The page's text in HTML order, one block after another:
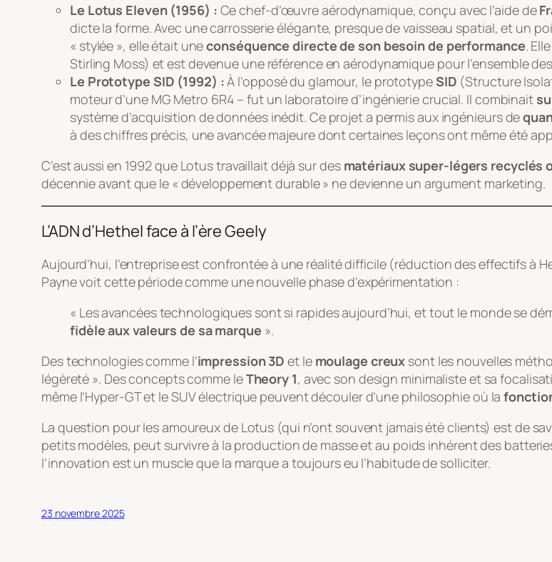
Le Lotus Eleven (1956) : Ce chef-d’œuvre aérodynamique, conçu avec l’aide de
dicte la forme. Avec une carrosserie élégante, presque de vaisseau spatial, et un
« stylée », elle était uneconséquence directe de son besoin de performance.
Stirling Moss) et est devenue une référence en aérodynamique pour l’ensemble
Le Prototype SID (1992) :À l’opposé du glamour, le prototypeSID (Structure
moteur d’une MG Metro 6R4 – fut un laboratoire d’ingénierie crucial. Il combinait
système d’acquisition de données inédit. Ce projet a permis aux ingénieurs de
à des chiffres précis, une avancée majeure dont certaines leçons ont même été
C’est aussi en 1992 que Lotus travaillait déjà sur des matériaux super-légers recyclés
décennie avant que le « développement durable » ne devienne un argument marketing.
L’ADN d’Hethel face à l’ère Geely
Aujourd’hui, l’entreprise est confrontée à une réalité difficile (réduction des effectifs à
Payne voit cette période comme une nouvelle phase d’expérimentation :
« Les avancées technologiques sont si rapides aujourd’hui, et tout le monde se
fidèle aux valeurs de sa marque ».
Des technologies comme l’impression 3D et le moulage creux sont les nouvelles
légèreté ». Des concepts comme leTheory 1, avec son design minimaliste et sa
même l’Hyper-GT et le SUV électrique peuvent découler d’une philosophie où la
La question pour les amoureux de Lotus (qui n’ont souvent jamais été clients) est de
petits modèles, peut survivre à la production de masse et au poids inhérent des
l’innovation est un muscle que la marque a toujours eu l’habitude de solliciter.
23 novembre 2025